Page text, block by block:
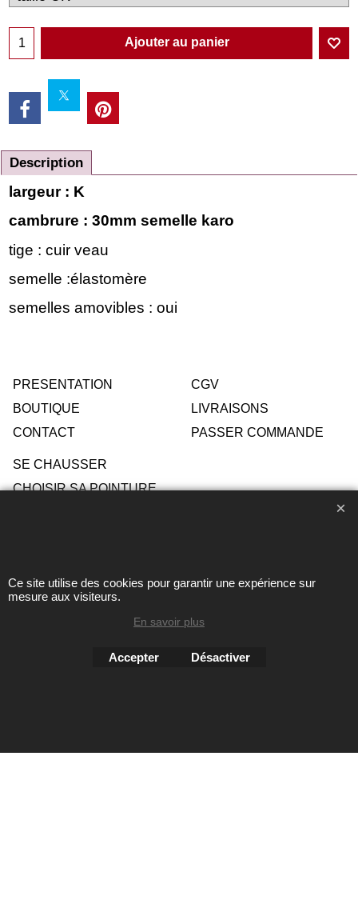
Ajouter au panier
Description
largeur : K
cambrure : 30mm semelle karo
tige : cuir veau
semelle :élastomère
semelles amovibles : oui
PRESENTATION
BOUTIQUE
CONTACT
CGV
LIVRAISONS
PASSER COMMANDE
SE CHAUSSER
CHOISIR SA POINTURE
Toute reproduction de textes, photos ou autres éléments des
peine de poursuites
Ce site utilise des cookies pour garantir une expérience sur
mesure aux visiteurs.
En savoir plus
Accepter Désactiver